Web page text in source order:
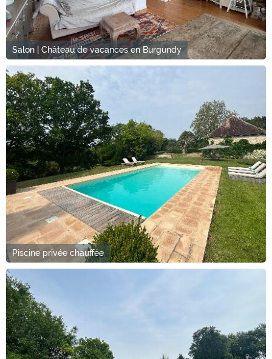
Salon | Château de vacances en Burgundy
Piscine privée chauffée